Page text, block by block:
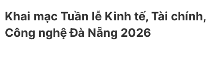
Khai mạc Tuần lễ Kinh tế, Tài chính,
Công nghệ Đà Nẵng 2026